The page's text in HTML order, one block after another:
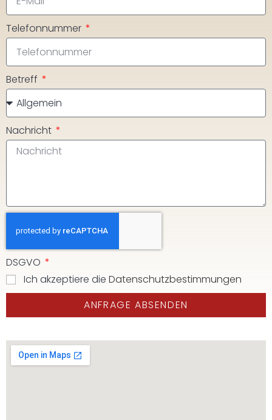
Telefonnummer
Betreff
Nachricht
DSGVO
Ich akzeptiere die Datenschutzbestimmungen
ANFRAGE ABSENDEN